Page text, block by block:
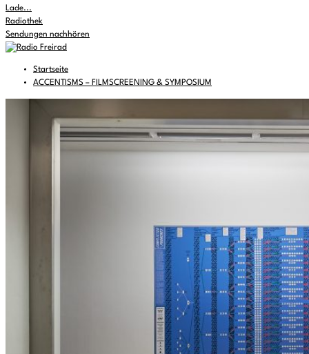
Lade...
Radiothek
Sendungen nachhören
Startseite
ACCENTISMS – FILMSCREENING & SYMPOSIUM